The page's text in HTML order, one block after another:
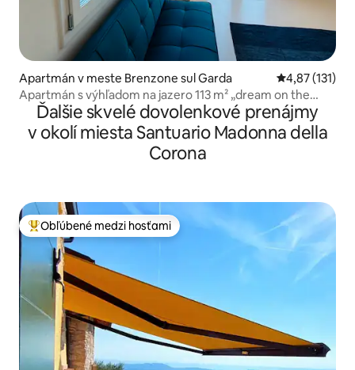
Apartmán v meste Brenzone sul Garda Priemerné
4,87 (131)
Apartmán s výhľadom na jazero 113 m² „dream on the
lake“Ďalšie skvelé dovolenkové prenájmy
v okolí miesta Santuario Madonna della
Corona
Najobľúbenejšie medzi hosťami
Obľúbené medzi hosťami